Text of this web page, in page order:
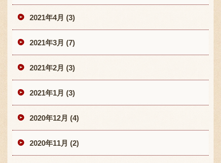
2021年4月 (3)
2021年3月 (7)
2021年2月 (3)
2021年1月 (3)
2020年12月 (4)
2020年11月 (2)